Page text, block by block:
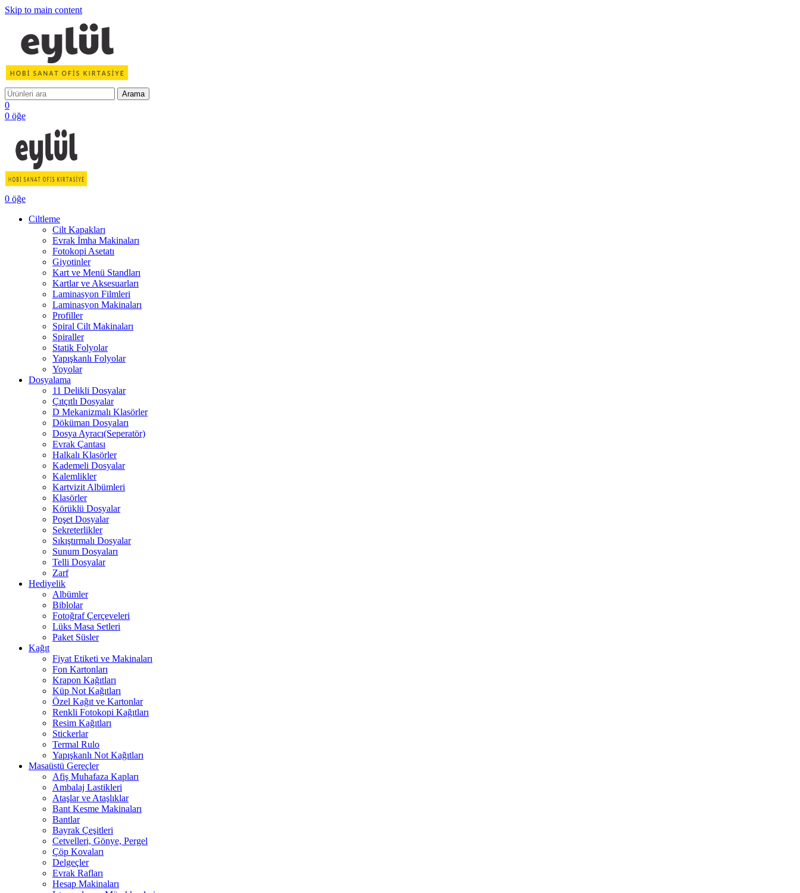
Skip to main content
Arama
0
0 öğe
0 öğe
Ciltleme
Cilt Kapakları
Evrak İmha Makinaları
Fotokopi Asetatı
Giyotinler
Kart ve Menü Standları
Kartlar ve Aksesuarları
Laminasyon Filmleri
Laminasyon Makinaları
Profiller
Spiral Cilt Makinaları
Spiraller
Statik Folyolar
Yapışkanlı Folyolar
Yoyolar
Dosyalama
11 Delikli Dosyalar
Çıtçıtlı Dosyalar
D Mekanizmalı Klasörler
Döküman Dosyaları
Dosya Ayracı(Seperatör)
Evrak Çantası
Halkalı Klasörler
Kademeli Dosyalar
Kalemlikler
Kartvizit Albümleri
Klasörler
Körüklü Dosyalar
Poşet Dosyalar
Sekreterlikler
Sıkıştırmalı Dosyalar
Sunum Dosyaları
Telli Dosyalar
Zarf
Hediyelik
Albümler
Biblolar
Fotoğraf Çerçeveleri
Lüks Masa Setleri
Paket Süsler
Kağıt
Fiyat Etiketi ve Makinaları
Fon Kartonları
Krapon Kağıtları
Küp Not Kağıtları
Özel Kağıt ve Kartonlar
Renkli Fotokopi Kağıtları
Resim Kağıtları
Stickerlar
Termal Rulo
Yapışkanlı Not Kağıtları
Masaüstü Gereçler
Afiş Muhafaza Kapları
Ambalaj Lastikleri
Ataşlar ve Ataşlıklar
Bant Kesme Makinaları
Bantlar
Bayrak Çeşitleri
Cetvelleri, Gönye, Pergel
Çöp Kovaları
Delgeçler
Evrak Rafları
Hesap Makinaları